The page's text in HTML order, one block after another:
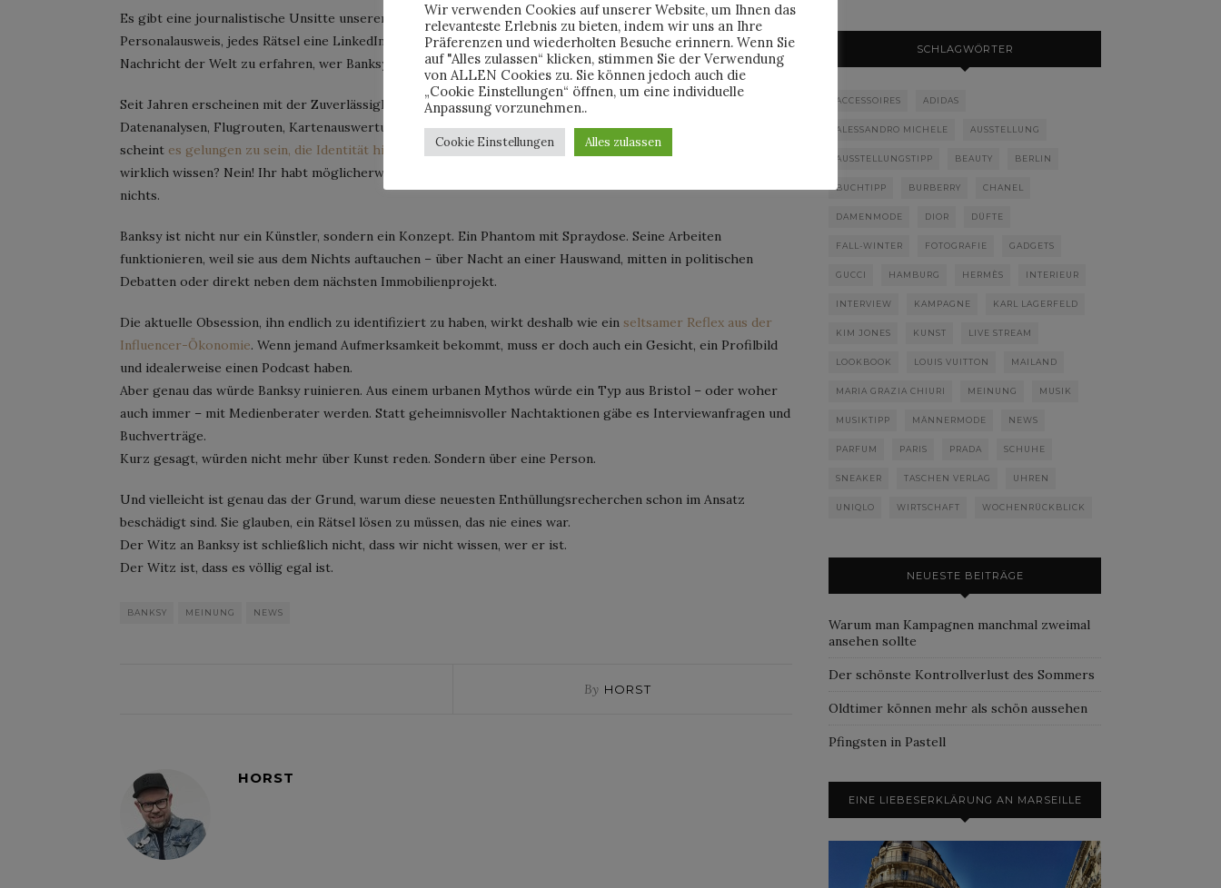
Es gibt eine journalistische Unsitte unserer Zeit. Alles muss enttarnt werden. Jeder Mythos braucht einen
Personalausweis, jedes Rätsel eine LinkedIn-Seite. Genau deshalb ist es vermutlich die langweiligste
Nachricht der Welt zu erfahren, wer Banksy wirklich ist.
Seit Jahren erscheinen mit der Zuverlässigkeit eines schlechten Tatorts neue „Beweise“. Irgendwelche
Datenanalysen, Flugrouten, Kartenauswertungen, Konzerttouren von verdächtigen Musikern. Dieses Mal
scheint es gelungen zu sein, die Identität hinter dem Namen Banksy gelüftet zu haben.Doch wollen wir das
wirklich wissen? Nein! Ihr habt möglicherweise gerade das Kunstwerk kaputt recherchiert. Danke für gar
nichts.
Banksy ist nicht nur ein Künstler, sondern ein Konzept. Ein Phantom mit Spraydose. Seine Arbeiten
funktionieren, weil sie aus dem Nichts auftauchen – über Nacht an einer Hauswand, mitten in politischen
Debatten oder direkt neben dem nächsten Immobilienprojekt.
Die aktuelle Obsession, ihn endlich zu identifiziert zu haben, wirkt deshalb wie ein seltsamer Reflex aus der
Influencer-Ökonomie. Wenn jemand Aufmerksamkeit bekommt, muss er doch auch ein Gesicht, ein Profilbild
und idealerweise einen Podcast haben.
Aber genau das würde Banksy ruinieren. Aus einem urbanen Mythos würde ein Typ aus Bristol – oder woher
auch immer – mit Medienberater werden. Statt geheimnisvoller Nachtaktionen gäbe es Interviewanfragen und
Buchverträge.
Kurz gesagt, würden nicht mehr über Kunst reden. Sondern über eine Person.
Und vielleicht ist genau das der Grund, warum diese neuesten Enthüllungsrecherchen schon im Ansatz
beschädigt sind. Sie glauben, ein Rätsel lösen zu müssen, das nie eines war.
Der Witz an Banksy ist schließlich nicht, dass wir nicht wissen, wer er ist.
Der Witz ist, dass es völlig egal ist.
BANKSY MEINUNG NEWS
By HORST
HORST
SCHLAGWÖRTER
ACCESSOIRES ADIDAS
ALESSANDRO MICHELE AUSSTELLUNG
AUSSTELLUNGSTIPP BEAUTY BERLIN
BUCHTIPP BURBERRY CHANEL
DAMENMODE DIOR DÜFTE
FALL-WINTER FOTOGRAFIE GADGETS
GUCCI HAMBURG HERMÈS INTERIEUR
INTERVIEW KAMPAGNE KARL LAGERFELD
KIM JONES KUNST LIVE STREAM
LOOKBOOK LOUIS VUITTON MAILAND
MARIA GRAZIA CHIURI MEINUNG MUSIK
MUSIKTIPP MÄNNERMODE NEWS
PARFUM PARIS PRADA SCHUHE
SNEAKER TASCHEN VERLAG UHREN
UNIQLO WIRTSCHAFT WOCHENRÜCKBLICK
NEUESTE BEITRÄGE
Warum man Kampagnen manchmal zweimal
ansehen sollte
Der schönste Kontrollverlust des Sommers
Oldtimer können mehr als schön aussehen
Pfingsten in Pastell
EINE LIEBESERKLÄRUNG AN MARSEILLE
Wir verwenden Cookies auf unserer Website, um Ihnen das
relevanteste Erlebnis zu bieten, indem wir uns an Ihre
Präferenzen und wiederholten Besuche erinnern. Wenn Sie
auf "Alles zulassen“ klicken, stimmen Sie der Verwendung
von ALLEN Cookies zu. Sie können jedoch auch die
„Cookie Einstellungen“ öffnen, um eine individuelle
Anpassung vorzunehmen..
Cookie Einstellungen Alles zulassen